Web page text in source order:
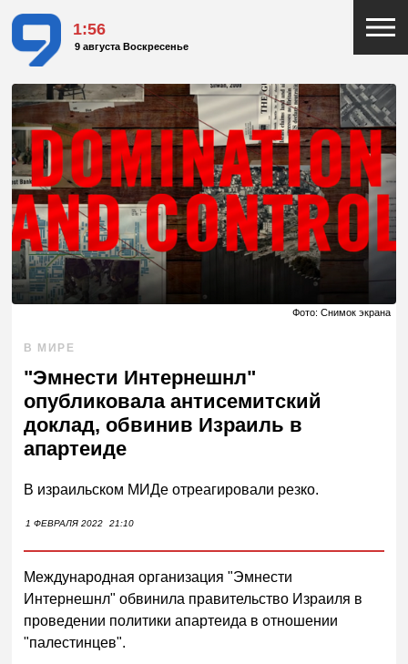
1:56
9 августа Воскресенье
Фото: Снимок экрана
В МИРЕ
"Эмнести Интернешнл"
опубликовала антисемитский
доклад, обвинив Израиль в
апартеиде
В израильском МИДе отреагировали резко.
1 ФЕВРАЛЯ 2022 21:10
Международная организация "Эмнести
Интернешнл" обвинила правительство Израиля в
проведении политики апартеида в отношении
"палестинцев".